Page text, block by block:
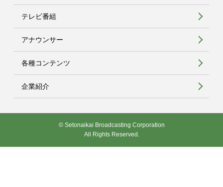
テレビ番組
アナウンサー
各種コンテンツ
企業紹介
© Setonaikai Broadcasting Corporation
All Rights Reserved.